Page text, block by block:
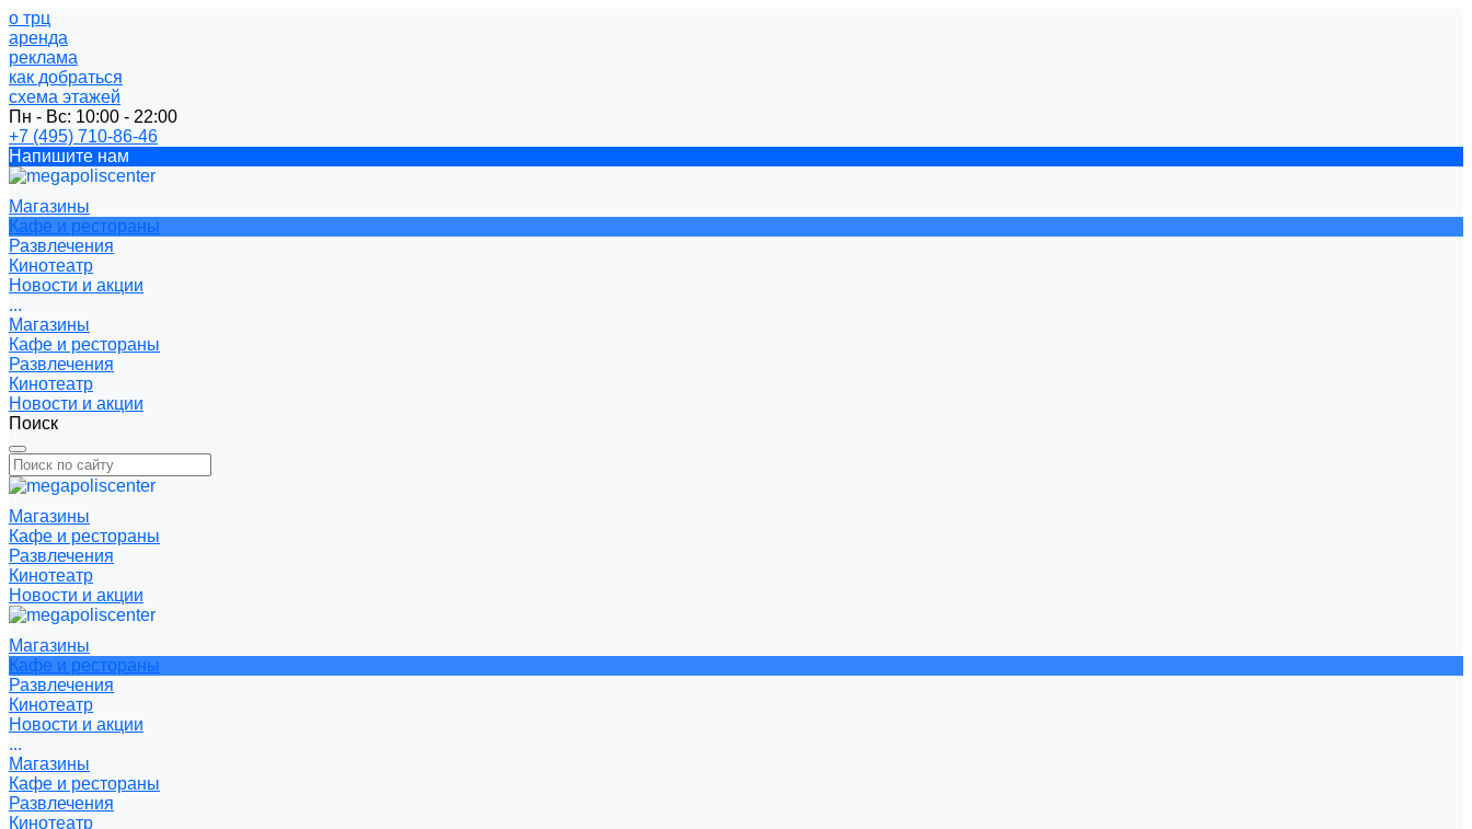
о трц
аренда
реклама
как добраться
схема этажей
Пн - Вс: 10:00 - 22:00
+7 (495) 710-86-46
Напишите нам
Магазины
Кафе и рестораны
Развлечения
Кинотеатр
Новости и акции
...
Магазины
Кафе и рестораны
Развлечения
Кинотеатр
Новости и акции
Поиск
Магазины
Кафе и рестораны
Развлечения
Кинотеатр
Новости и акции
Магазины
Кафе и рестораны
Развлечения
Кинотеатр
Новости и акции
...
Магазины
Кафе и рестораны
Развлечения
Кинотеатр